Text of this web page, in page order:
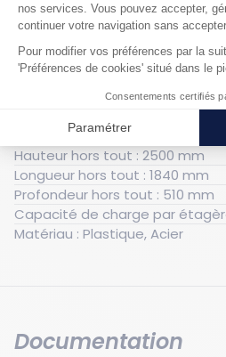
Générales
Poids : 27 kg
Hauteur utile : 2500 mm
Longueur utile : 1800 mm
Hauteur hors tout : 2500 mm
Longueur hors tout : 1840 mm
Profondeur hors tout : 510 mm
Capacité de charge par
Matériau : Plastique, Acier
Documentation